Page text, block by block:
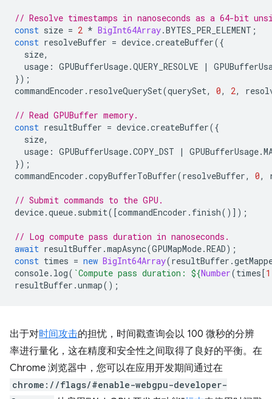
// Resolve timestamps in nanoseconds as a 64-bit
const size = 2 * BigInt64Array.BYTES_PER_ELEMENT ;
const resolveBuffer = device.createBuffer({
size,
usage : GPUBufferUsage.QUERY_RESOLVE |
});
commandEncoder . resolveQuerySet(querySet, 0, 2,
// Read GPUBuffer memory.
const resultBuffer = device.createBuffer({
size,
usage : GPUBufferUsage.COPY_DST | GPUBufferUsage.
});
commandEncoder .copyBufferToBuffer(resolveBuffer, 0,
// Submit commands to the GPU.
device.queue. submit([commandEncoder . finish()]);
// Log compute pass duration in nanoseconds.
await resultBuffer .mapAsync(GPUMapMode.READ);
const times = new BigInt64Array(resultBuffer .
console. log( `Compute pass duration: ${Number(times[1
resultBuffer .unmap();
出于对时间攻击的担忧，时间戳查询会以 100 微秒的分辨
率进行量化，这在精度和安全性之间取得了良好的平衡。在
Chrome 浏览器中，您可以在应用开发期间通过在
chrome://flags/#enable-webgpu-developer-